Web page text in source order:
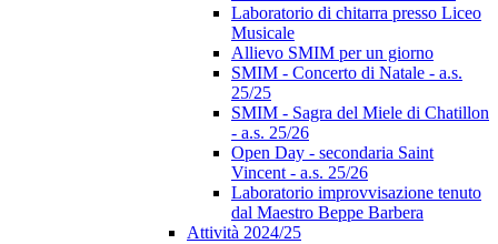
Laboratorio di chitarra presso Liceo
Musicale
Allievo SMIM per un giorno
SMIM - Concerto di Natale - a.s.
25/25
SMIM - Sagra del Miele di Chatillon
- a.s. 25/26
Open Day - secondaria Saint
Vincent - a.s. 25/26
Laboratorio improvvisazione tenuto
dal Maestro Beppe Barbera
Attività 2024/25